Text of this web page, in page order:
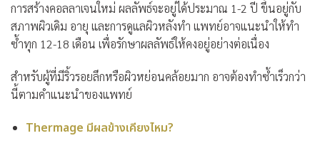
การสร้างคอลลาเจนใหม่ ผลลัพธ์จะอยู่ได้ประมาณ 1-2 ปี ขึ้นอยู่กับ
สภาพผิวเดิม อายุ และการดูแลผิวหลังทำ แพทย์อาจแนะนำให้ทำ
ซ้ำทุก 12-18 เดือน เพื่อรักษาผลลัพธ์ให้คงอยู่อย่างต่อเนื่อง
สำหรับผู้ที่มีริ้วรอยลึกหรือผิวหย่อนคล้อยมาก อาจต้องทำซ้ำเร็วกว่า
นี้ตามคำแนะนำของแพทย์
Thermage มีผลข้างเคียงไหม?